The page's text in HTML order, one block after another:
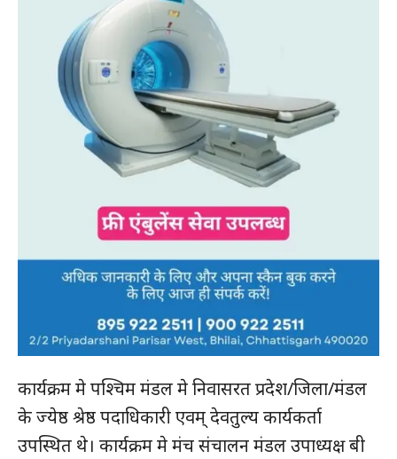
कार्यक्रम मे पश्चिम मंडल मे निवासरत प्रदेश/जिला/मंडल
के ज्येष्ठ श्रेष्ठ पदाधिकारी एवम् देवतुल्य कार्यकर्ता
उपस्थित थे। कार्यक्रम मे मंच संचालन मंडल उपाध्यक्ष बी